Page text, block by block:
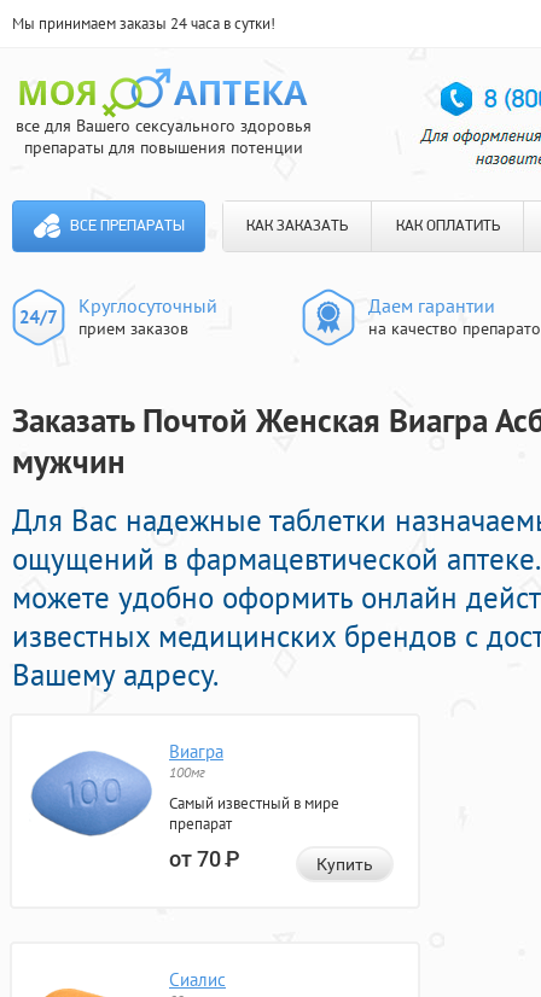
Мы принимаем заказы 24 часа в сутки!
все для Вашего сексуального здоровья
препараты для повышения потенции
ВСЕ ПРЕПАРАТЫ КАК ЗАКАЗАТЬ КАК ОПЛАТИТЬ
Круглосуточный
прием заказов
Даем гарантии
на качество
Заказать Почтой Женская Виагра
мужчин
Для Вас надежные таблетки
ощущений в фармацевтической
можете удобно оформить онлайн
известных медицинских брендов с
Вашему адресу.
Виагра
100мг
Самый известный в мире
препарат
от 70Р Купить
Сиалис